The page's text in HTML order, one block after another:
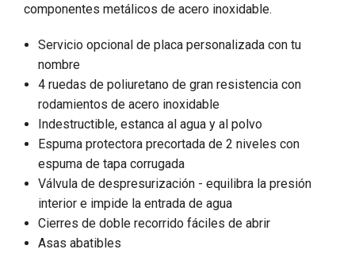
componentes metálicos de acero inoxidable.
Servicio opcional de placa personalizada con tu
nombre
4 ruedas de poliuretano de gran resistencia con
rodamientos de acero inoxidable
Indestructible, estanca al agua y al polvo
Espuma protectora precortada de 2 niveles con
espuma de tapa corrugada
Válvula de despresurización - equilibra la presión
interior e impide la entrada de agua
Cierres de doble recorrido fáciles de abrir
Asas abatibles